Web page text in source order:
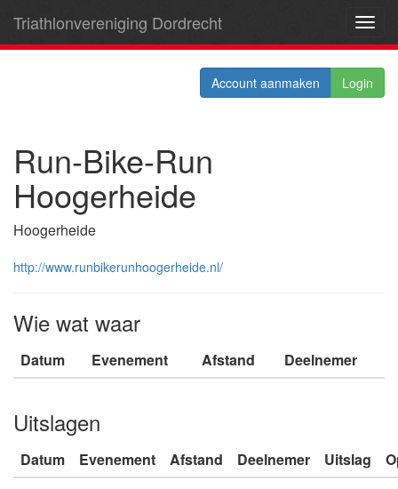
Triathlonvereniging Dordrecht
Account aanmaken Login
Run-Bike-Run
Hoogerheide
Hoogerheide
http://www.runbikerunhoogerheide.nl/
Wie wat waar
Datum Evenement Afstand Deelnemer
Uitslagen
Datum Evenement Afstand Deelnemer Uitslag